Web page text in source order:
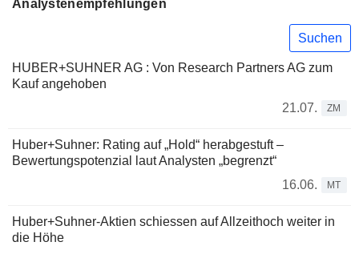
Analystenempfehlungen
Suchen
HUBER+SUHNER AG : Von Research Partners AG zum
Kauf angehoben
21.07.
ZM
Huber+Suhner: Rating auf „Hold“ herabgestuft –
Bewertungspotenzial laut Analysten „begrenzt“
16.06.
MT
Huber+Suhner-Aktien schiessen auf Allzeithoch weiter in
die Höhe